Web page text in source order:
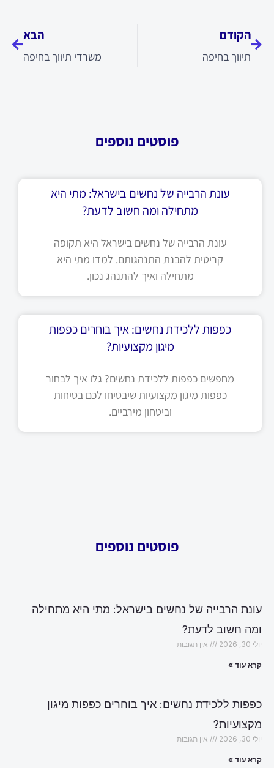
הקודם
תיווך בחיפה
הבא
משרדי תיווך בחיפה
פוסטים נוספים
עונת הרבייה של נחשים בישראל: מתי היא
מתחילה ומה חשוב לדעת?
עונת הרבייה של נחשים בישראל היא תקופה
קריטית להבנת התנהגותם. למדו מתי היא
מתחילה ואיך להתנהג נכון.
כפפות ללכידת נחשים: איך בוחרים כפפות
מיגון מקצועיות?
מחפשים כפפות ללכידת נחשים? גלו איך לבחור
כפפות מיגון מקצועיות שיבטיחו לכם בטיחות
וביטחון מירביים.
פוסטים נוספים
עונת הרבייה של נחשים בישראל: מתי היא מתחילה
ומה חשוב לדעת?
יולי 30, 2026 אין תגובות
קרא עוד »
כפפות ללכידת נחשים: איך בוחרים כפפות מיגון
מקצועיות?
יולי 30, 2026 אין תגובות
קרא עוד »